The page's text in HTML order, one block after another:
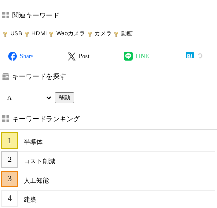
関連キーワード
USB HDMI Webカメラ カメラ 動画
Share Post LINE
キーワードを探す
移動
キーワードランキング
半導体
コスト削減
人工知能
建築